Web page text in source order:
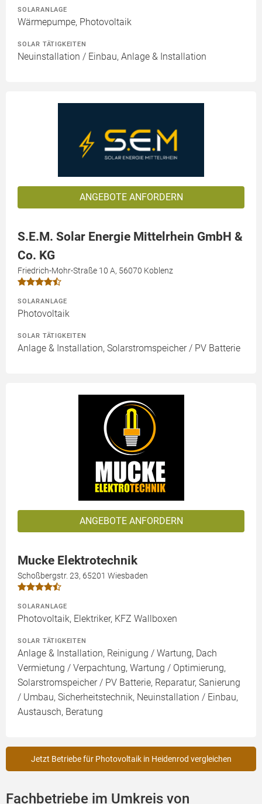
SOLARANLAGE
Wärmepumpe, Photovoltaik
SOLAR TÄTIGKEITEN
Neuinstallation / Einbau, Anlage & Installation
ANGEBOTE ANFORDERN
S.E.M. Solar Energie Mittelrhein GmbH &
Co. KG
Friedrich-Mohr-Straße 10 A, 56070 Koblenz
SOLARANLAGE
Photovoltaik
SOLAR TÄTIGKEITEN
Anlage & Installation, Solarstromspeicher / PV Batterie
ANGEBOTE ANFORDERN
Mucke Elektrotechnik
Schoßbergstr. 23, 65201 Wiesbaden
SOLARANLAGE
Photovoltaik, Elektriker, KFZ Wallboxen
SOLAR TÄTIGKEITEN
Anlage & Installation, Reinigung / Wartung, Dach
Vermietung / Verpachtung, Wartung / Optimierung,
Solarstromspeicher / PV Batterie, Reparatur, Sanierung
/ Umbau, Sicherheitstechnik, Neuinstallation / Einbau,
Austausch, Beratung
Jetzt Betriebe für Photovoltaik in Heidenrod vergleichen
Fachbetriebe im Umkreis von